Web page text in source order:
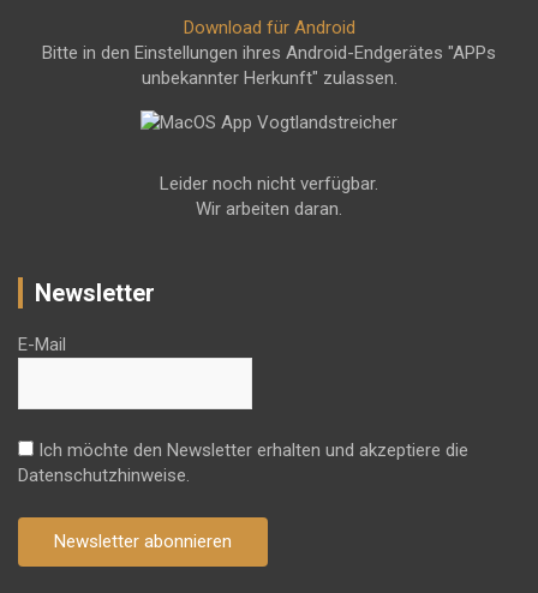
Download für Android
Bitte in den Einstellungen ihres Android-Endgerätes "APPs
unbekannter Herkunft" zulassen.
Leider noch nicht verfügbar.
Wir arbeiten daran.
Newsletter
E-Mail
Ich möchte den Newsletter erhalten und akzeptiere die
Datenschutzhinweise.
Newsletter abonnieren